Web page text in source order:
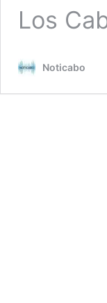
Los
Noticabo